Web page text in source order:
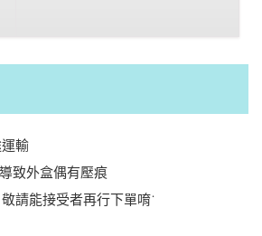
輸
致外盒偶有壓痕
請能接受者再行下單唷˙